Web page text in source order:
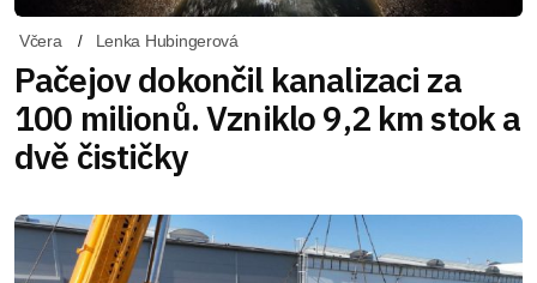
Včera Lenka Hubingerová
Pačejov dokončil kanalizaci za
100 milionů. Vzniklo 9,2 km stok a
dvě čističky